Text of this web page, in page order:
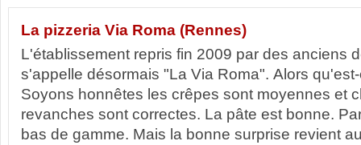
La pizzeria Via Roma (Rennes)
L'établissement repris fin 2009 par des anciens
s'appelle désormais "La Via Roma". Alors
Soyons honnêtes les crêpes sont moyennes et
revanches sont correctes. La pâte est bonne.
bas de gamme. Mais la bonne surprise revient